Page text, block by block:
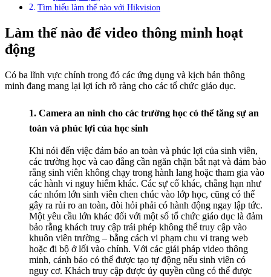
Tìm hiểu làm thế nào với Hikvision
Làm thế nào để video thông minh hoạt
động
Có ba lĩnh vực chính trong đó các ứng dụng và kịch bản thông
minh đang mang lại lợi ích rõ ràng cho các tổ chức giáo dục.
1. Camera an ninh cho các trường học có thể tăng sự an
toàn và phúc lợi của học sinh
Khi nói đến việc đảm bảo an toàn và phúc lợi của sinh viên,
các trường học và cao đẳng cần ngăn chặn bắt nạt và đảm bảo
rằng sinh viên không chạy trong hành lang hoặc tham gia vào
các hành vi nguy hiểm khác. Các sự cố khác, chẳng hạn như
các nhóm lớn sinh viên chen chúc vào lớp học, cũng có thể
gây ra rủi ro an toàn, đòi hỏi phải có hành động ngay lập tức.
Một yêu cầu lớn khác đối với một số tổ chức giáo dục là đảm
bảo rằng khách truy cập trái phép không thể truy cập vào
khuôn viên trường – bằng cách vi phạm chu vi trang web
hoặc đi bộ ở lối vào chính. Với các giải pháp video thông
minh, cảnh báo có thể được tạo tự động nếu sinh viên có
nguy cơ. Khách truy cập được ủy quyền cũng có thể được